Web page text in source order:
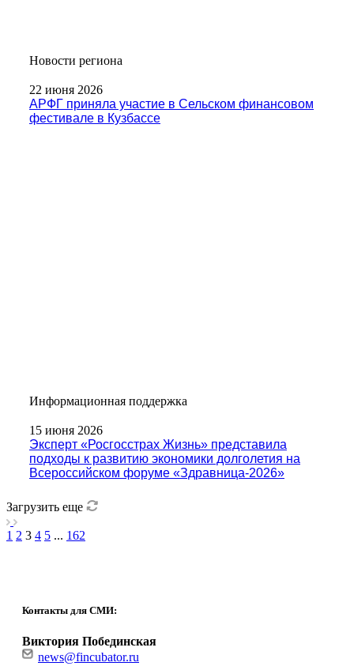
Новости региона
22 июня 2026
АРФГ приняла участие в Сельском финансовом
фестивале в Кузбассе
Информационная поддержка
15 июня 2026
Эксперт «Росгосстрах Жизнь» представила
подходы к развитию экономики долголетия на
Всероссийском форуме «Здравница-2026»
Загрузить еще
1 2 3 4 5 ... 162
Контакты для СМИ:
Виктория Побединская
news@fincubator.ru